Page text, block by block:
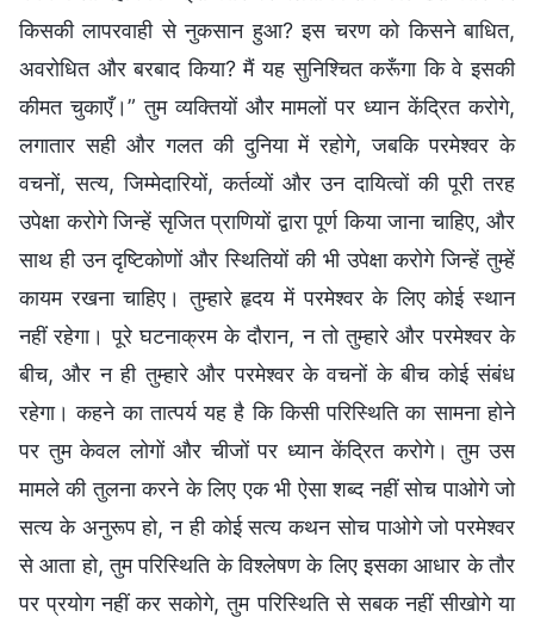
किसकी लापरवाही से नुकसान हुआ? इस चरण को किसने बाधित,
अवरोधि‍त और बरबाद किया? मैं यह सुनिश्चित करूँगा कि वे इसकी
कीमत चुकाएँ।” तुम व्यक्तियों और मामलों पर ध्यान केंद्रित करोगे,
लगातार सही और गलत की दुनिया में रहोगे, जबकि परमेश्वर के
वचनों, सत्य, जिम्मेदारियों, कर्तव्यों और उन दायित्वों की पूरी तरह
उपेक्षा करोगे जिन्हें सृजित प्राणियों द्वारा पूर्ण किया जाना चाहिए, और
साथ ही उन दृष्टिकोणों और स्थितियों की भी उपेक्षा करोगे जिन्हें तुम्हें
कायम रखना चाहिए। तुम्हारे हृदय में परमेश्वर के लिए कोई स्थान
नहीं रहेगा। पूरे घटनाक्रम के दौरान, न तो तुम्हारे और परमेश्वर के
बीच, और न ही तुम्हारे और परमेश्वर के वचनों के बीच कोई संबंध
रहेगा। कहने का तात्पर्य यह है कि किसी परिस्थिति का सामना होने
पर तुम केवल लोगों और चीजों पर ध्यान केंद्रित करोगे। तुम उस
मामले की तुलना करने के लिए एक भी ऐसा शब्द नहीं सोच पाओगे जो
सत्य के अनुरूप हो, न ही कोई सत्य कथन सोच पाओगे जो परमेश्वर
से आता हो, तुम परिस्थ‍िति के विश्लेषण के लिए इसका आधार के तौर
पर प्रयोग नहीं कर सकोगे, तुम परिस्थिति से सबक नहीं सीखोगे या